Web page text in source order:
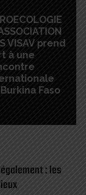
VISAV prend
à une
Faso
: les